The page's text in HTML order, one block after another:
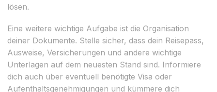
lösen.
Eine weitere wichtige Aufgabe ist die Organisation
deiner Dokumente. Stelle sicher, dass dein Reisepass,
Ausweise, Versicherungen und andere wichtige
Unterlagen auf dem neuesten Stand sind. Informiere
dich auch über eventuell benötigte Visa oder
Aufenthaltsgenehmigungen und kümmere dich